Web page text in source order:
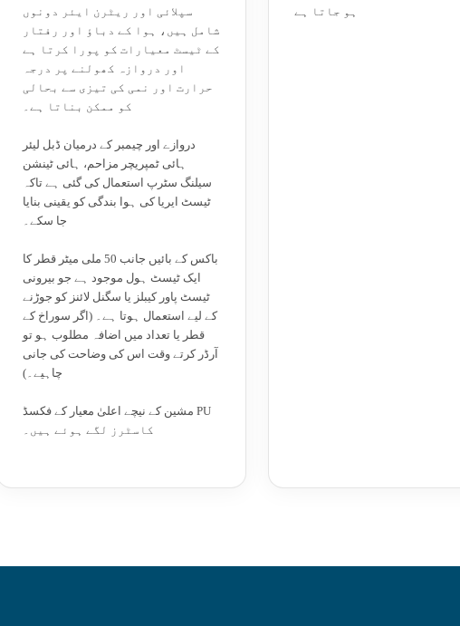
سپلائی اور ریٹرن ایئر دونوں
شامل ہیں، ہوا کے دباؤ اور رفتار
کے ٹیسٹ معیارات کو پورا کرتا ہے
اور دروازہ کھولنے پر درجہ
حرارت اور نمی کی تیزی سے بحالی
کو ممکن بناتا ہے۔
دروازے اور چیمبر کے درمیان ڈبل لیئر
ہائی ٹمپریچر مزاحم، ہائی ٹینشن
سیلنگ سٹرپ استعمال کی گئی ہے تاکہ
ٹیسٹ ایریا کی ہوا بندگی کو یقینی بنایا
جا سکے۔
باکس کے بائیں جانب 50 ملی میٹر قطر کا
ایک ٹیسٹ ہول موجود ہے جو بیرونی
ٹیسٹ پاور کیبلز یا سگنل لائنز کو جوڑنے
کے لیے استعمال ہوتا ہے۔ (اگر سوراخ کے
قطر یا تعداد میں اضافہ مطلوب ہو تو
آرڈر کرتے وقت اس کی وضاحت کی جانی
چاہیے۔)
مشین کے نیچے اعلیٰ معیار کے فکسڈ PU
کاسٹرز لگے ہوئے ہیں۔
ہو جاتا ہے